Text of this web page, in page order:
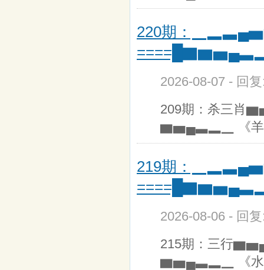
220期：
2026-08-07 - 回
209期：杀三肖
▆▅▄▃▂▁ 《羊鼠
219期：
2026-08-06 - 回
215期：三行
▆▅▄▃▂▁ 《水木